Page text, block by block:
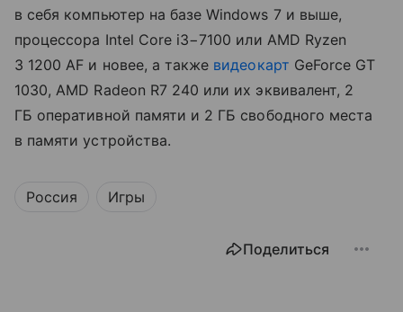
в себя компьютер на базе Windows 7 и выше,
процессора Intel Core i3−7100 или AMD Ryzen
3 1200 AF и новее, а также видеокарт GeForce GT
1030, AMD Radeon R7 240 или их эквивалент, 2
ГБ оперативной памяти и 2 ГБ свободного места
в памяти устройства.
Россия Игры
Поделиться